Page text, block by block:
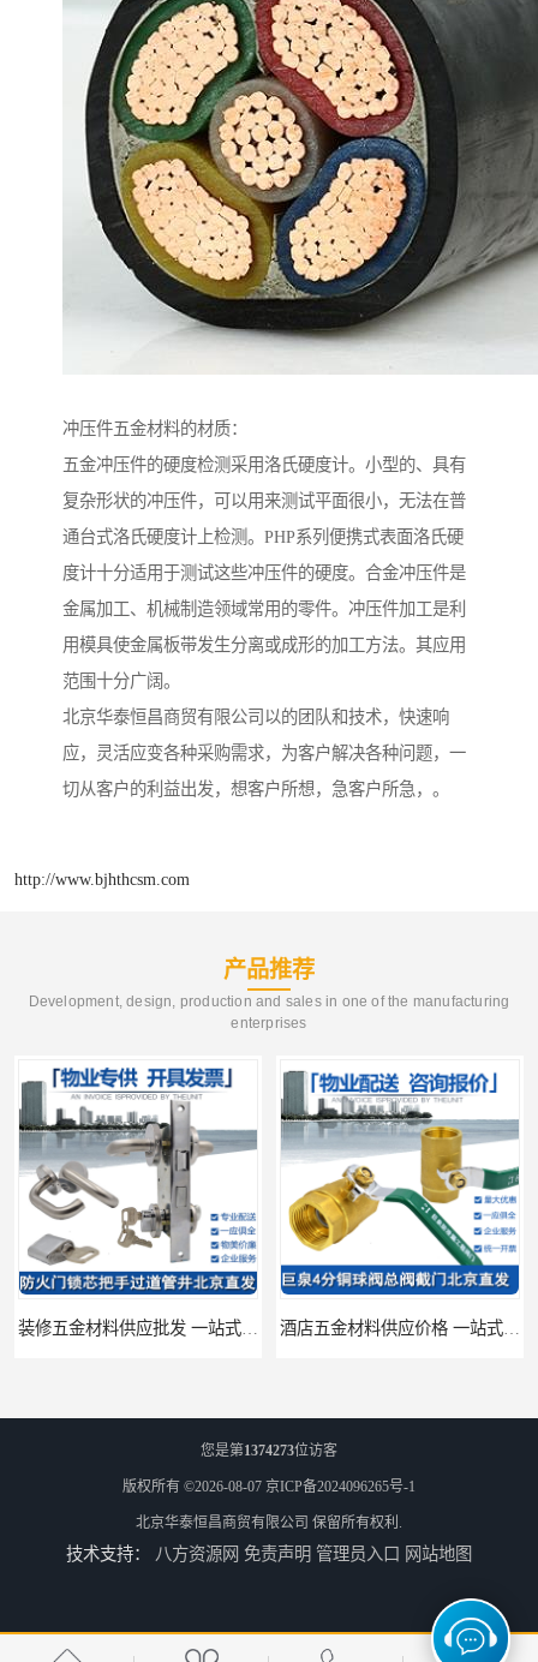
冲压件五金材料的材质：
五金冲压件的硬度检测采用洛氏硬度计。小型的、具有
复杂形状的冲压件，可以用来测试平面很小，无法在普
通台式洛氏硬度计上检测。PHP系列便携式表面洛氏硬
度计十分适用于测试这些冲压件的硬度。合金冲压件是
金属加工、机械制造领域常用的零件。冲压件加工是利
用模具使金属板带发生分离或成形的加工方法。其应用
范围十分广阔。
北京华泰恒昌商贸有限公司以的团队和技术，快速响
应，灵活应变各种采购需求，为客户解决各种问题，一
切从客户的利益出发，想客户所想，急客户所急，。
http://www.bjhthcsm.com
产品推荐
Development, design, production and sales in one of the manufacturing
enterprises
建筑五金材料供应配送 一站式五金材料供应商 脸盆冷热水龙头批发商 水龙头冷热洗脸盆池 全城配送
您是第1374273位访客
版权所有 ©2026-08-07 京ICP备2024096265号-1
北京华泰恒昌商贸有限公司 保留所有权利.
技术支持： 八方资源网 免责声明 管理员入口 网站地图